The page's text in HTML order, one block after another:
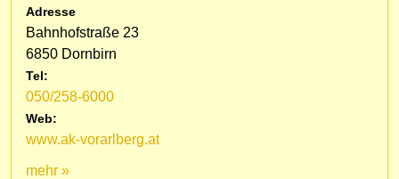
Adresse
Bahnhofstraße 23
6850 Dornbirn
Tel:
050/258-6000
Web:
www.ak-vorarlberg.at
mehr »